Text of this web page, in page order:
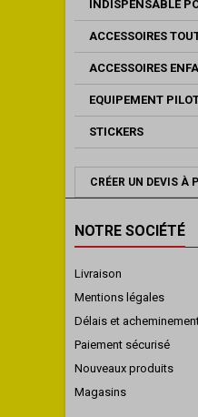
INDISPENSABLE
ACCESSOIRES
ACCESSOIRES
EQUIPEMENT
STICKERS
CRÉER UN DEVIS À
NOTRE SOCIÉTÉ
Livraison
Mentions légales
Délais et
Paiement sécurisé
Nouveaux produits
Magasins